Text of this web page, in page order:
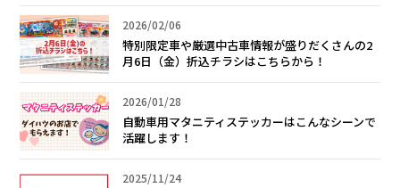
2026/02/06
特別限定車や厳選中古車情報が盛りだくさんの2
月6日（金）折込チラシはこちらから！
2026/01/28
自動車用マタニティステッカーはこんなシーンで
活躍します！
2025/11/24